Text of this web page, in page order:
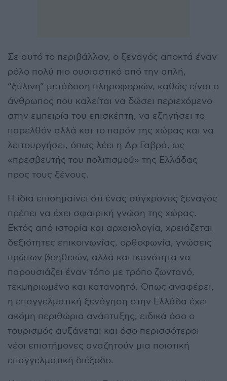
Σε αυτό το περιβάλλον, ο ξεναγός αποκτά έναν
ρόλο πολύ πιο ουσιαστικό από την απλή,
“ξύλινη” μετάδοση πληροφοριών, καθώς είναι ο
άνθρωπος που καλείται να δώσει περιεχόμενο
στην εμπειρία του επισκέπτη, να εξηγήσει το
παρελθόν αλλά και το παρόν της χώρας και να
λειτουργήσει, όπως λέει η Δρ Γαβρά, ως
«πρεσβευτής του πολιτισμού» της Ελλάδας
προς τους ξένους.
Η ίδια επισημαίνει ότι ένας σύγχρονος ξεναγός
πρέπει να έχει σφαιρική γνώση της χώρας.
Εκτός από ιστορία και αρχαιολογία, χρειάζεται
δεξιότητες επικοινωνίας, ορθοφωνία, γνώσεις
πρώτων βοηθειών, αλλά και ικανότητα να
παρουσιάζει έναν τόπο με τρόπο ζωντανό,
τεκμηριωμένο και κατανοητό. Όπως αναφέρει,
η επαγγελματική ξενάγηση στην Ελλάδα έχει
ακόμη περιθώρια ανάπτυξης, ειδικά όσο ο
τουρισμός αυξάνεται και όσο περισσότεροι
νέοι επιστήμονες αναζητούν μια ποιοτική
επαγγελματική διέξοδο.